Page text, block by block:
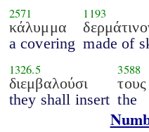
2571
κάλυμμα
a covering
1193
made of
1326.5
διεμβαλούσι
they shall insert
3588
τους
the